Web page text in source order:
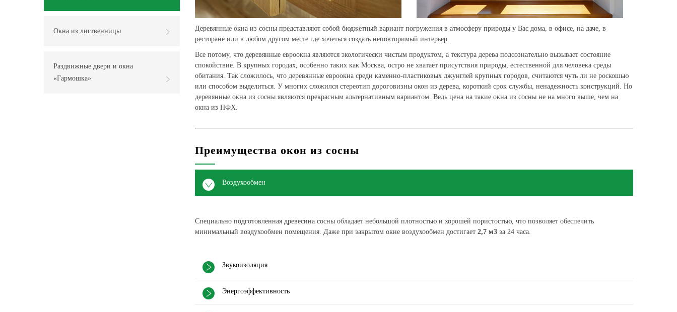
Окна из лиственницы
Раздвижные двери и окна
«Гармошка»
Деревянные окна из сосны представляют собой бюджетный вариант погружения в атмосферу природы у Вас дома, в офисе, на даче, в
ресторане или в любом другом месте где хочеться создать неповторимый интерьер.
Все потому, что деревянные евроокна являются экологически чистым продуктом, а текстура дерева подсознательно вызывает состояние
спокойствие. В крупных городах, особенно таких как Москва, остро не хватает присутствия природы, естественной для человека среды
обитания. Так сложилось, что деревянные евроокна среди каменно-пластиковых джунглей крупных городов, считаются чуть ли не роскошью
или способом выделиться. У многих сложился стереотип дороговизны окон из дерева, короткий срок службы, ненадежность конструкций. Но
деревянные окна из сосны являются прекрасным альтернативным вариантом. Ведь цена на такие окна из сосны не на много выше, чем на
окна из ПФХ.
Преимущества окон из сосны
Воздухообмен
Специально подготовленная древесина сосны обладает небольшой плотностью и хорошей пористостью, что позволяет обеспечить
минимальный воздухообмен помещения. Даже при закрытом окне воздухообмен достигает 2,7 м3 за 24 часа.
Звукоизоляция
Энергоэффективность